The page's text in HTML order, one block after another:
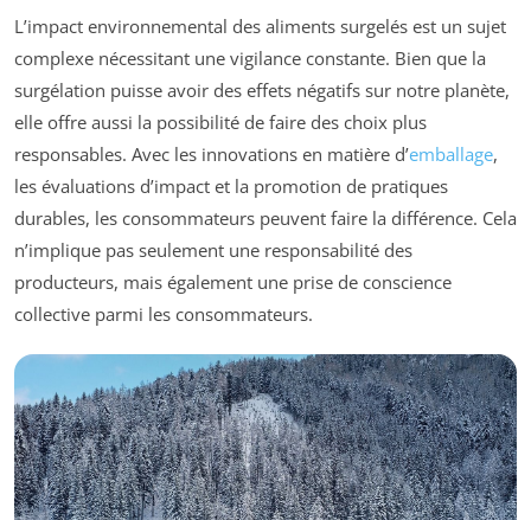
L’impact environnemental des aliments surgelés est un sujet
complexe nécessitant une vigilance constante. Bien que la
surgélation puisse avoir des effets négatifs sur notre planète,
elle offre aussi la possibilité de faire des choix plus
responsables. Avec les innovations en matière d’emballage,
les évaluations d’impact et la promotion de pratiques
durables, les consommateurs peuvent faire la différence. Cela
n’implique pas seulement une responsabilité des
producteurs, mais également une prise de conscience
collective parmi les consommateurs.